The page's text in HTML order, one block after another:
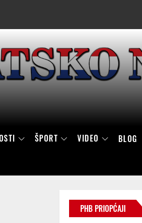
ŠPORT VIDEO BLOG
PHB PRIOPĆAJI